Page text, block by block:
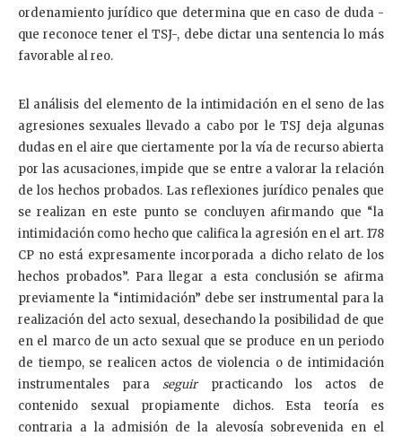
ordenamiento jurídico que determina que en caso de duda -
que reconoce tener el TSJ-, debe dictar una sentencia lo más
favorable al reo.
El análisis del elemento de la intimidación en el seno de las
agresiones sexuales llevado a cabo por le TSJ deja algunas
dudas en el aire que ciertamente por la vía de recurso abierta
por las acusaciones, impide que se entre a valorar la relación
de los hechos probados. Las reflexiones jurídico penales que
se realizan en este punto se concluyen afirmando que “la
intimidación como hecho que califica la agresión en el art. 178
CP no está expresamente incorporada a dicho relato de los
hechos probados”. Para llegar a esta conclusión se afirma
previamente la “intimidación” debe ser instrumental para la
realización del acto sexual, desechando la posibilidad de que
en el marco de un acto sexual que se produce en un periodo
de tiempo, se realicen actos de violencia o de intimidación
instrumentales paraseguirpracticando los actos de
contenido sexual propiamente dichos. Esta teoría es
contraria a la admisión de la alevosía sobrevenida en el